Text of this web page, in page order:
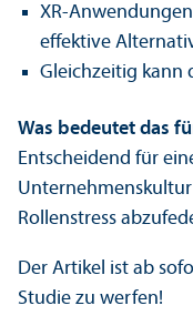
XR-
effektive
Gleich­zeitig kann
Was bedeutet das
Entscheidend für
Rollenstress
Der Artikel ist ab
Studie zu werfen!